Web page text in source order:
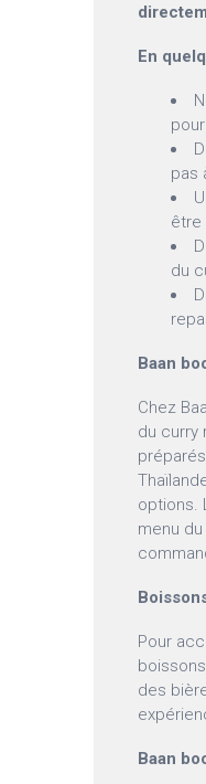
En
pas
être
du
Baan
Chez
du curry
options.
menu
Pour
des
Baan